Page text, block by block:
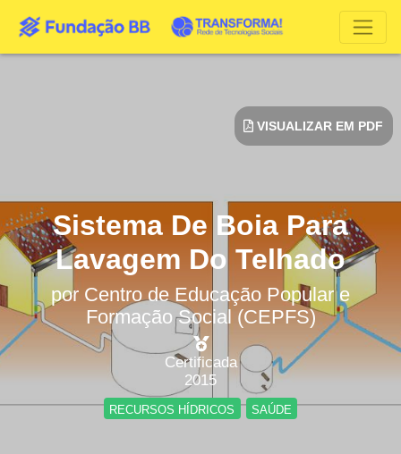
Sistema De Boia Para
Lavagem Do Telhado
por Centro de Educação Popular e
Formação Social (CEPFS)
Certificada
2015
RECURSOS HÍDRICOS SAÚDE
VISUALIZAR EM PDF